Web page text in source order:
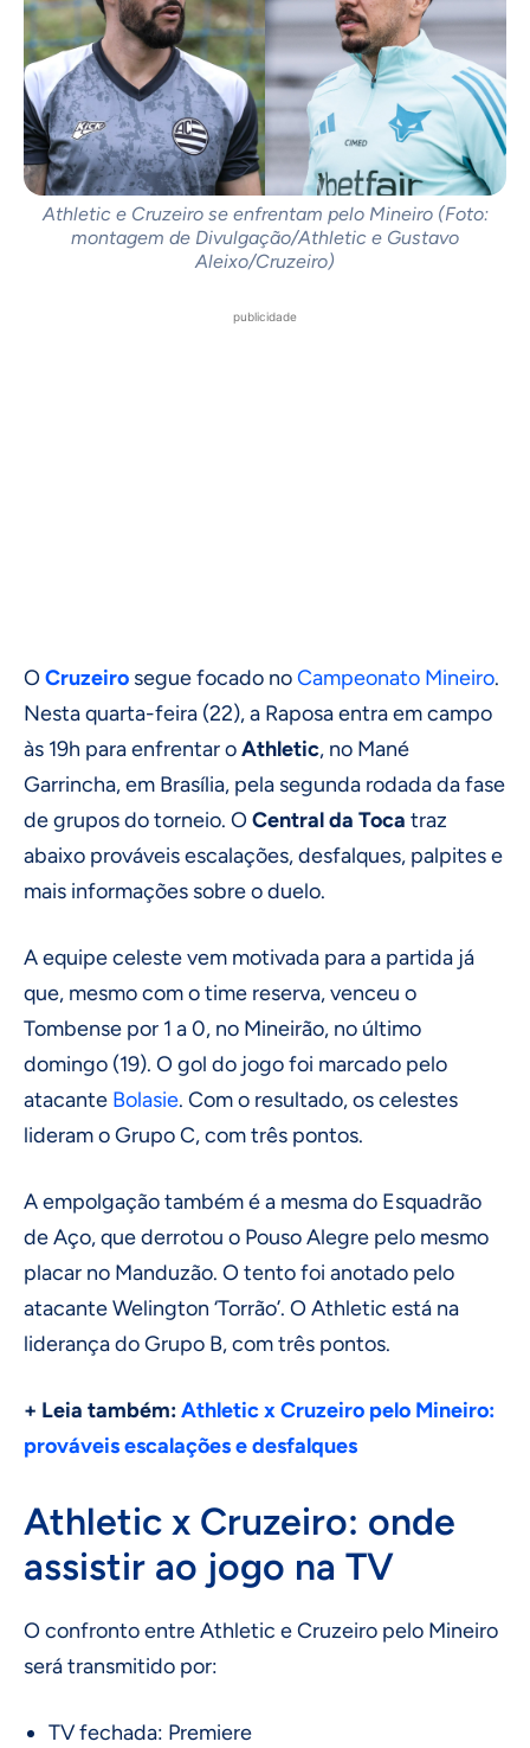
Athletic e Cruzeiro se enfrentam pelo Mineiro (Foto:
montagem de Divulgação/Athletic e Gustavo
Aleixo/Cruzeiro)
publicidade
OCruzeiro segue focado noCampeonato Mineiro.
Nesta quarta-feira (22), a Raposa entra em campo
às 19h para enfrentar oAthletic, no Mané
Garrincha, em Brasília, pela segunda rodada da fase
de grupos do torneio. OCentral da Toca traz
abaixo prováveis escalações, desfalques, palpites e
mais informações sobre o duelo.
A equipe celeste vem motivada para a partida já
que, mesmo com o time reserva, venceu o
Tombense por 1 a 0, no Mineirão, no último
domingo (19). O gol do jogo foi marcado pelo
atacante Bolasie. Com o resultado, os celestes
lideram o Grupo C, com três pontos.
A empolgação também é a mesma do Esquadrão
de Aço, que derrotou o Pouso Alegre pelo mesmo
placar no Manduzão. O tento foi anotado pelo
atacante Welington ‘Torrão’. O Athletic está na
liderança do Grupo B, com três pontos.
+ Leia também:Athletic x Cruzeiro pelo Mineiro:
prováveis escalações e desfalques
Athletic x Cruzeiro: onde
assistir ao jogo na TV
O confronto entre Athletic e Cruzeiro pelo Mineiro
será transmitido por:
TV fechada: Premiere